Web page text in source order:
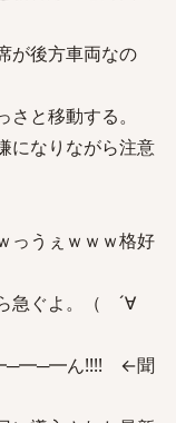
が後方車両なの
と移動する。
になりながら注意
っうぇｗｗｗ格好
急ぐよ。（ ´∀
ん!!!! ←聞